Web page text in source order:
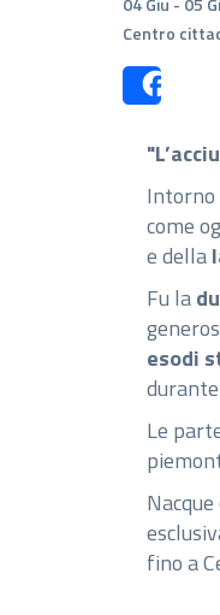
Centro
Intorno
come
e della
Fu la
esodi
Le
fino a